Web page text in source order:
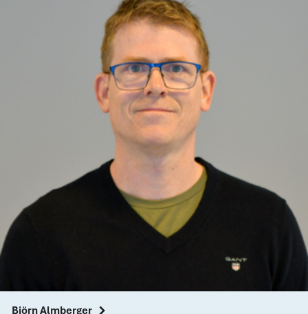
Björn Almberger